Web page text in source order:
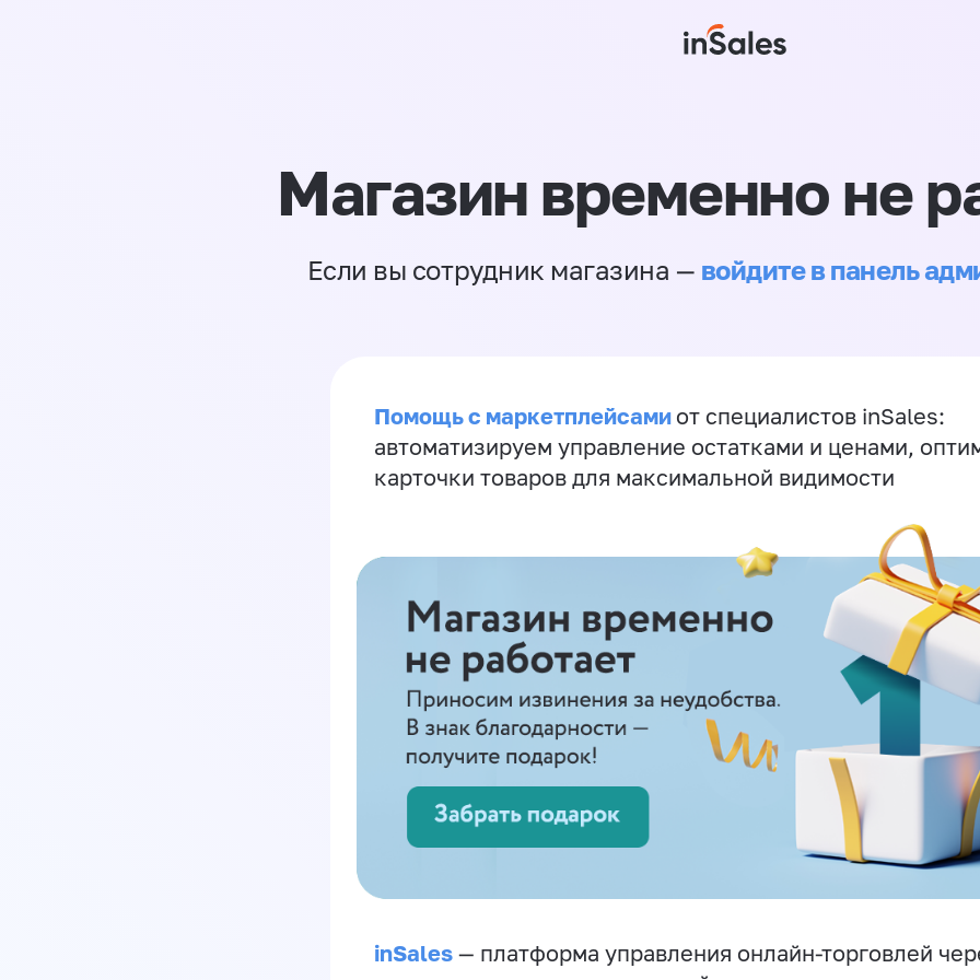
Магазин временно не
Если вы сотрудник магазина — войдите в панель
Помощь с маркетплейсами от специалистов inSales:
автоматизируем управление остатками и ценами,
карточки товаров для максимальной видимости
inSales — платформа управления онлайн-торговлей